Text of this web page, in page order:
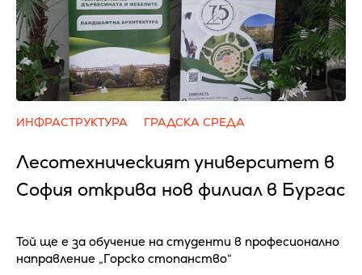
ИНФРАСТРУКТУРА ГРАДСКА СРЕДА
Лесотехническият университет в
София открива нов филиал в Бургас
Той ще е за обучение на студенти в професионално
направление „Горско стопанство“